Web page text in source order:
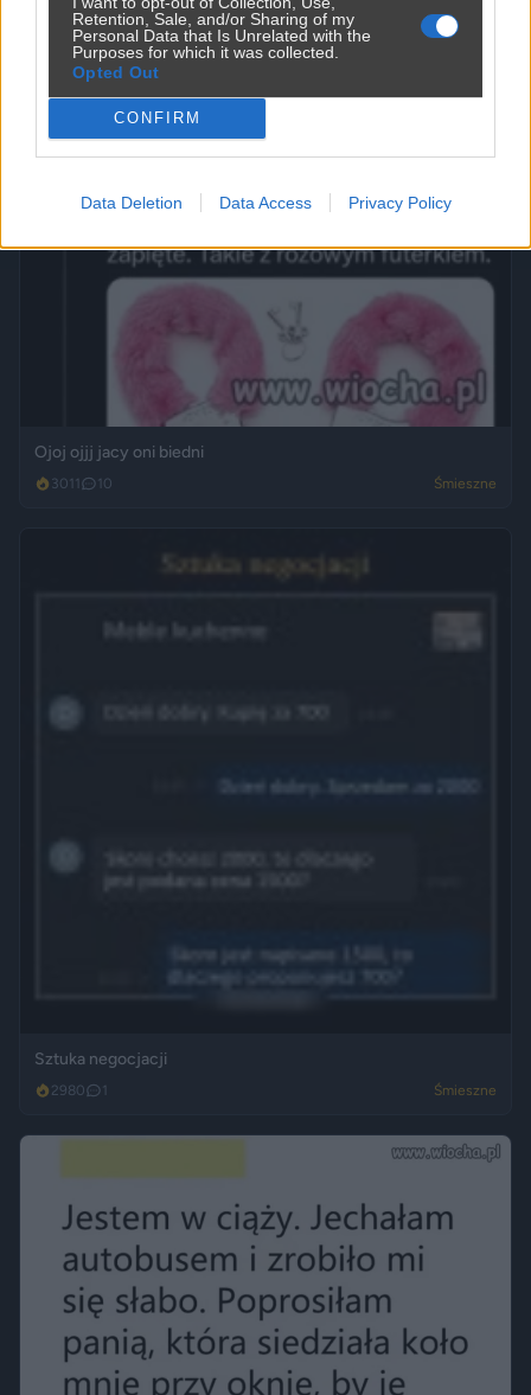
Retention, Sale, and/or Sharing of my
Personal Data that Is Unrelated with the
Purposes for which it was collected.
Opted Out
CONFIRM
Data Deletion Data Access Privacy Policy
Ojoj ojjj jacy oni biedni
3011 10 Śmieszne
Sztuka negocjacji
2980 1 Śmieszne